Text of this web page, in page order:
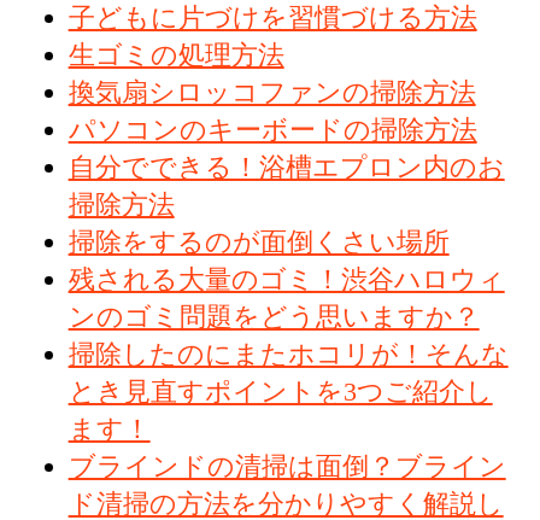
子どもに片づけを習慣づける方法
生ゴミの処理方法
換気扇シロッコファンの掃除方法
パソコンのキーボードの掃除方法
自分でできる！浴槽エプロン内のお
掃除方法
掃除をするのが面倒くさい場所
残される大量のゴミ！渋谷ハロウィ
ンのゴミ問題をどう思いますか？
掃除したのにまたホコリが！そんな
とき見直すポイントを3つご紹介し
ます！
ブラインドの清掃は面倒？ブライン
ド清掃の方法を分かりやすく解説し